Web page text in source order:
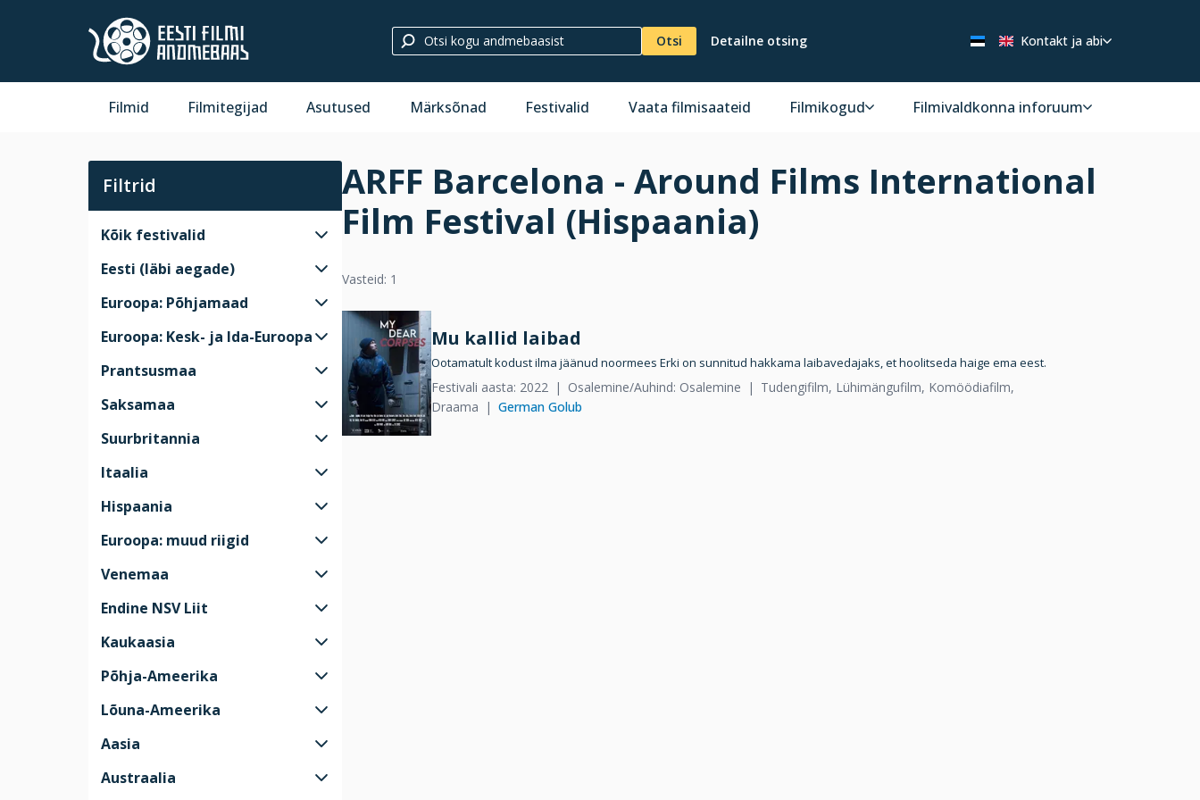
Otsi Detailne otsing Kontakt ja abi
Filmid Filmitegijad Asutused Märksõnad Festivalid Vaata filmisaateid Filmikogud Filmivaldkonna inforuum
Filtrid
Kõik festivalid
Eesti (läbi aegade)
Euroopa: Põhjamaad
Euroopa: Kesk- ja Ida-Euroopa
Prantsusmaa
Saksamaa
Suurbritannia
Itaalia
Hispaania
Euroopa: muud riigid
Venemaa
Endine NSV Liit
Kaukaasia
Põhja-Ameerika
Lõuna-Ameerika
Aasia
Austraalia
ARFF Barcelona - Around Films International
Film Festival (Hispaania)
Vasteid: 1
Mu kallid laibad
Ootamatult kodust ilma jäänud noormees Erki on sunnitud hakkama laibavedajaks, et hoolitseda haige ema eest.
Festivali aasta: 2022 Osalemine/Auhind: Osalemine
Tudengifilm, Lühimängufilm, Komöödiafilm,
Draama
German Golub